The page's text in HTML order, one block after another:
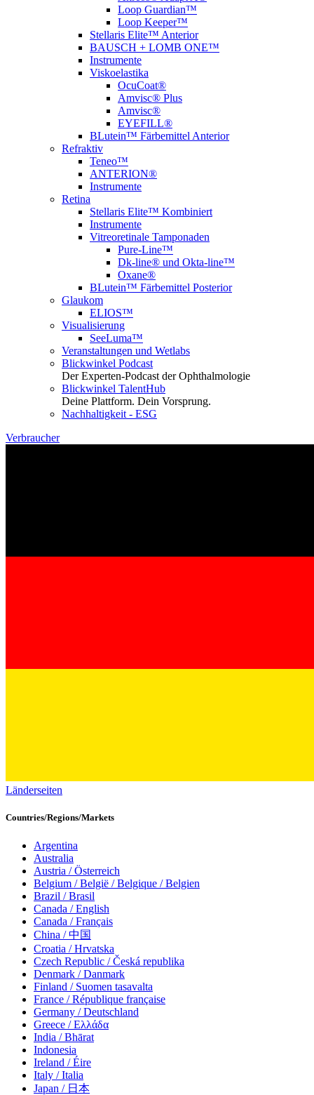
Loop Guardian™
Loop Keeper™
Stellaris Elite™ Anterior
BAUSCH + LOMB ONE™
Instrumente
Viskoelastika
OcuCoat®
Amvisc® Plus
Amvisc®
EYEFILL®
BLutein™ Färbemittel Anterior
Refraktiv
Teneo™
ANTERION®
Instrumente
Retina
Stellaris Elite™ Kombiniert
Instrumente
Vitreoretinale Tamponaden
Pure-Line™
Dk-line® und Okta-line™
Oxane®
BLutein™ Färbemittel Posterior
Glaukom
ELIOS™
Visualisierung
SeeLuma™
Veranstaltungen und Wetlabs
Blickwinkel Podcast
Der Experten-Podcast der Ophthalmologie
Blickwinkel TalentHub
Deine Plattform. Dein Vorsprung.
Nachhaltigkeit - ESG
Verbraucher
Länderseiten
Countries/Regions/Markets
Argentina
Australia
Austria / Österreich
Belgium / België / Belgique / Belgien
Brazil / Brasil
Canada / English
Canada / Français
China / 中国
Croatia / Hrvatska
Czech Republic / Česká republika
Denmark / Danmark
Finland / Suomen tasavalta
France / République française
Germany / Deutschland
Greece / Ελλάδα
India / Bhārat
Indonesia
Ireland / Éire
Italy / Italia
Japan / 日本